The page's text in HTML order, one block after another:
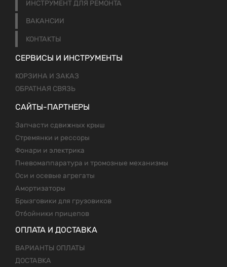
ИНСТРУМЕНТ ДЛЯ РЕМОНТА
ВАКАНСИИ
КОНТАКТЫ
СЕРВИСЫ И ИНСТРУМЕНТЫ
КОРЗИНА И ЗАКАЗ
ОБРАТНАЯ СВЯЗЬ
САЙТЫ-ПАРТНЕРЫ
Запчасти сдвижных крыш
Стремянки и рессоры
Фонари и электрика
Пневомаппаратура и тромозные механизмы
Оси и осевые агрегаты
Амортизаторы
Брызговики для грузовиков
Отбойники прицепов
ОПЛАТА И ДОСТАВКА
ВАРИАНТЫ ОПЛАТЫ
ДОСТАВКА